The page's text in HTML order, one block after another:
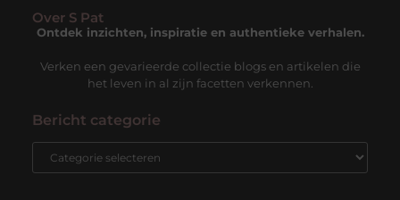
Over S Pat
Ontdek inzichten, inspiratie en authentieke verhalen.
Verken een gevarieerde collectie blogs en artikelen die
het leven in al zijn facetten verkennen.
Bericht categorie